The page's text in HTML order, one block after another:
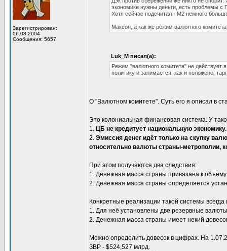
Зарегистрирован:
06.08.2004
Сообщения: 5657
экономике нужны деньги, есть проблемы
Хотя сейчас подсчитал - М2 немного
Максон, а как же режим валютного
Luk_M писал(а):
Режим "валютного комитета" не действует
политику и занимается, как и положено,
О "Валютном комитете". Суть его я описал в
Это колониальная финансовая система. У
1. ЦБ не кредитует национальную экономику.
2. Эмиссия денег идёт только на скупку
относительно валюты страны-метрополии,
При этом получаются два следствия:
1. Денежная масса страны привязана к
2. Денежная масса страны определяется
Конкретные реализации такой системы
1. Для неё установлены две резервные
2. Денежная масса страны имеет некий
Можно определить довесок в цифрах. На
ЗВР - $524,527 млрд.